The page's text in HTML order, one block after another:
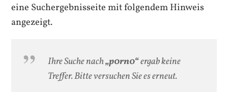
eine Suchergebnisseite mit folgendem Hinweis
angezeigt.
Ihre Suche nach„p0rn0“ergab keine
Treffer. Bitte versuchen Sie es erneut.